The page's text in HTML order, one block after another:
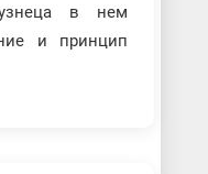
в нем
и принцип